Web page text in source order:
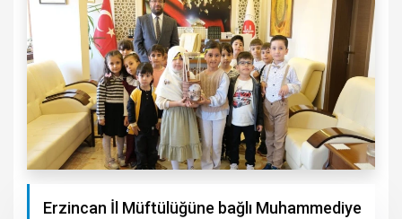
Erzincan İl Müftülüğüne bağlı Muhammediye